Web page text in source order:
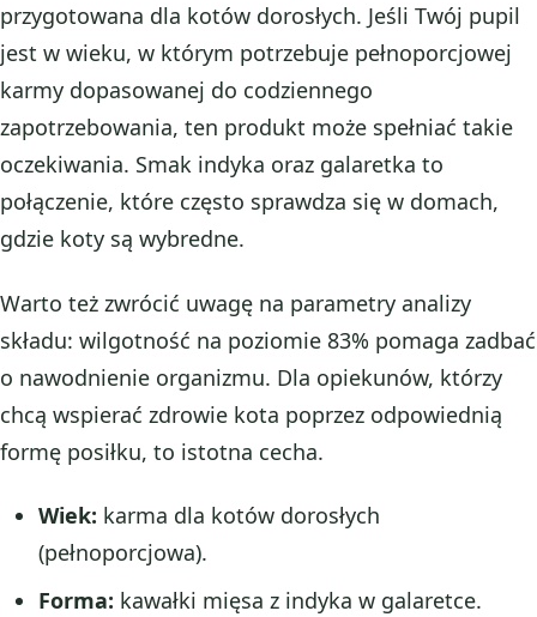
przygotowana dla kotów dorosłych. Jeśli Twój pupil
jest w wieku, w którym potrzebuje pełnoporcjowej
karmy dopasowanej do codziennego
zapotrzebowania, ten produkt może spełniać takie
oczekiwania. Smak indyka oraz galaretka to
połączenie, które często sprawdza się w domach,
gdzie koty są wybredne.
Warto też zwrócić uwagę na parametry analizy
składu: wilgotność na poziomie 83% pomaga zadbać
o nawodnienie organizmu. Dla opiekunów, którzy
chcą wspierać zdrowie kota poprzez odpowiednią
formę posiłku, to istotna cecha.
Wiek: karma dla kotów dorosłych
(pełnoporcjowa).
Forma: kawałki mięsa z indyka w galaretce.